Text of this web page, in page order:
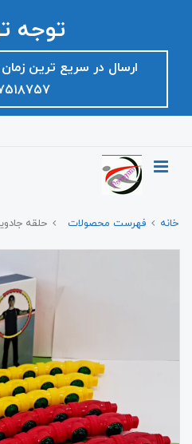
توجه
ارسال در سریع ترین
خانه فهرست محصولات حلقه